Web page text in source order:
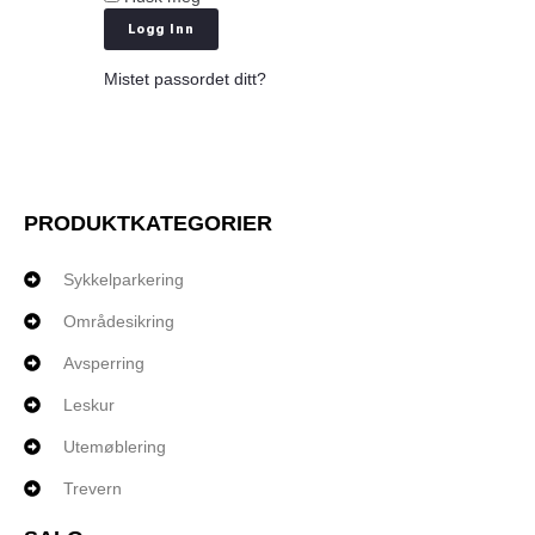
Logg Inn
Mistet passordet ditt?
PRODUKTKATEGORIER
Sykkelparkering
Områdesikring
Avsperring
Leskur
Utemøblering
Trevern